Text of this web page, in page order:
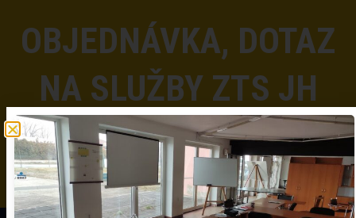
OBJEDNÁVKA, DOTAZ
NA SLUŽBY ZTS JH